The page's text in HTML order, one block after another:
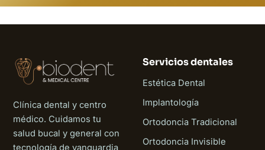
Clínica dental y centro
médico. Cuidamos tu
salud bucal y general con
tecnología de vanguardia
Servicios dentales
Estética Dental
Implantología
Ortodoncia Tradicional
Ortodoncia Invisible